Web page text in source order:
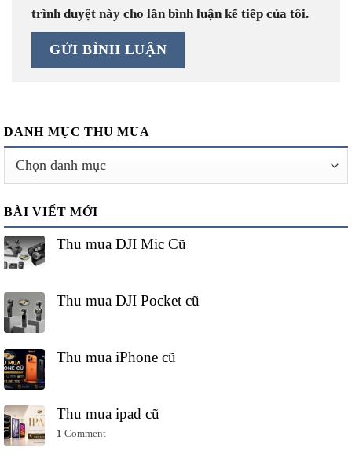
trình duyệt này cho lần bình luận kế tiếp của tôi.
DANH MỤC THU MUA
Danh
BÀI VIẾT MỚI
Thu mua DJI Mic Cũ
Thu mua DJI Pocket cũ
Thu mua iPhone cũ
Thu mua ipad cũ
1 Comment